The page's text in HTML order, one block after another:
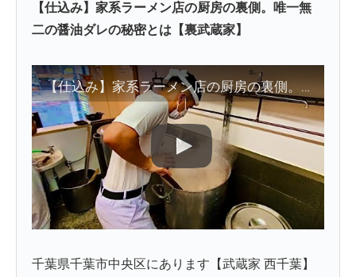
【仕込み】家系ラーメン店の厨房の裏側。唯一無
二の醤油ダレの秘密とは【裏武蔵家】
【仕込み】家系ラーメン店の厨房の裏側。唯一無二の醤油ダレの秘密とは【裏武蔵家】
千葉県千葉市中央区にあります【武蔵家 西千葉】